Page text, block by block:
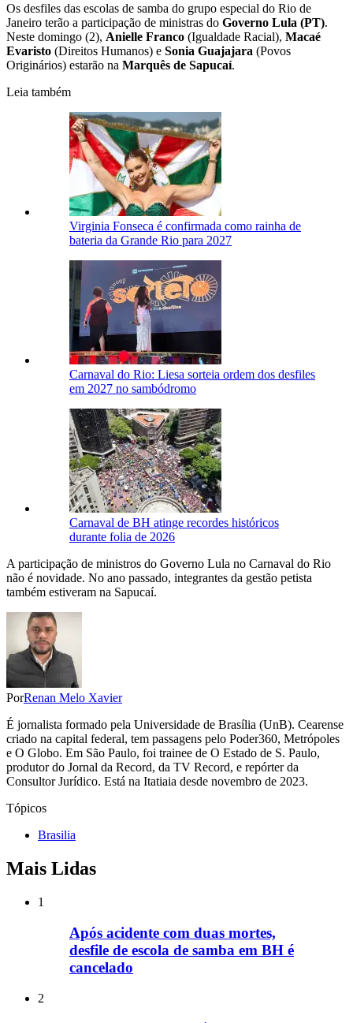
Os desfiles das escolas de samba do grupo especial do Rio de
Janeiro terão a participação de ministras do Governo Lula (PT).
Neste domingo (2), Anielle Franco (Igualdade Racial), Macaé
Evaristo (Direitos Humanos) e Sonia Guajajara (Povos
Originários) estarão na Marquês de Sapucaí.
Leia também
Virginia Fonseca é confirmada como rainha de
bateria da Grande Rio para 2027
Carnaval do Rio: Liesa sorteia ordem dos desfiles
em 2027 no sambódromo
Carnaval de BH atinge recordes históricos
durante folia de 2026
A participação de ministros do Governo Lula no Carnaval do Rio
não é novidade. No ano passado, integrantes da gestão petista
também estiveram na Sapucaí.
PorRenan Melo Xavier
É jornalista formado pela Universidade de Brasília (UnB). Cearense
criado na capital federal, tem passagens pelo Poder360, Metrópoles
e O Globo. Em São Paulo, foi trainee de O Estado de S. Paulo,
produtor do Jornal da Record, da TV Record, e repórter da
Consultor Jurídico. Está na Itatiaia desde novembro de 2023.
Tópicos
Brasilia
Mais Lidas
1
Após acidente com duas mortes,
desfile de escola de samba em BH é
cancelado
2